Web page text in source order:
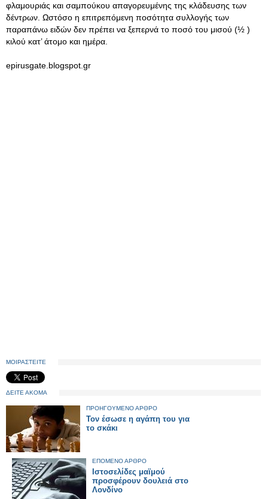
φλαμουριάς και σαμπούκου απαγορευμένης της κλάδευσης των
δέντρων. Ωστόσο η επιτρεπόμενη ποσότητα συλλογής των
παραπάνω ειδών δεν πρέπει να ξεπερνά το ποσό του μισού (½ )
κιλού κατ’ άτομο και ημέρα.
epirusgate.blogspot.gr
ΜΟΙΡΑΣΤΕΙΤΕ
ΔΕΙΤΕ ΑΚΟΜΑ
ΠΡΟΗΓΟΥΜΕΝΟ ΑΡΘΡΟ
Τον έσωσε η αγάπη του για
το σκάκι
ΕΠΟΜΕΝΟ ΑΡΘΡΟ
Ιστοσελίδες μαϊμού
προσφέρουν δουλειά στο
Λονδίνο